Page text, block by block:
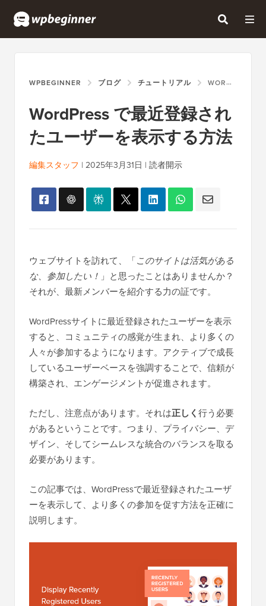
WPBEGINNER ブログ チュートリアル WORDPRESS で最近登録されたユーザーを表示する方法
WordPress で最近登録され
たユーザーを表示する方法
編集スタッフ | 2025年3月31日 | 読者開示
ウェブサイトを訪れて、「このサイトは活気がある
な、参加したい！ 」と思ったことはありませんか？
それが、最新メンバーを紹介する力の証です。
WordPressサイトに最近登録されたユーザーを表示
すると、コミュニティの感覚が生まれ、より多くの
人々が参加するようになります。アクティブで成長
しているユーザーベースを強調することで、信頼が
構築され、エンゲージメントが促進されます。
ただし、注意点があります。それは正しく行う必要
があるということです。つまり、プライバシー、デ
ザイン、そしてシームレスな統合のバランスを取る
必要があります。
この記事では、WordPressで最近登録されたユーザ
ーを表示して、より多くの参加を促す方法を正確に
説明します。